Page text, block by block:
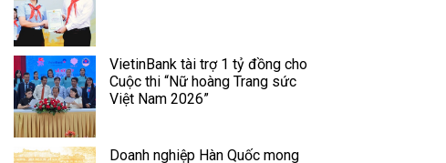
VietinBank tài trợ 1 tỷ đồng cho
Cuộc thi “Nữ hoàng Trang sức
Việt Nam 2026”
Doanh nghiệp Hàn Quốc mong